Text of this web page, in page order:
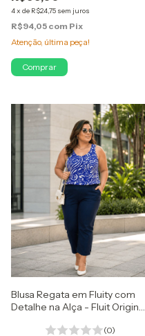
4x de R$24,75 sem juros
R$94,05 com Pix
Atenção, última peça!
Comprar
1/6
Blusa Regata em Fluity com
Detalhe na Alça - Fluit Original
(0)